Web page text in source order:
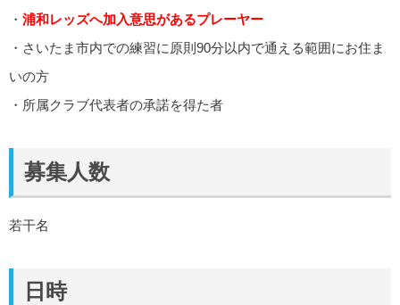
・ 浦和レッズへ加入意思があるプレーヤー
・さいたま市内での練習に原則90分以内で通える範囲にお住ま
いの方
・所属クラブ代表者の承諾を得た者
募集人数
若干名
日時